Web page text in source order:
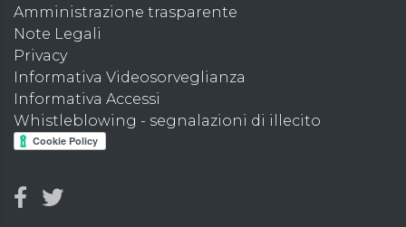
Amministrazione trasparente
Note Legali
Privacy
Informativa Videosorveglianza
Informativa Accessi
Whistleblowing - segnalazioni di illecito